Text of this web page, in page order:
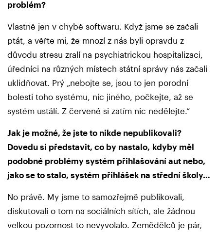
problém?
Vlastně jen v chybě softwaru. Když jsme se začali
ptát, a věřte mi, že mnozí z nás byli opravdu z
důvodu stresu zralí na psychiatrickou hospitalizaci,
úředníci na různých místech státní správy nás začali
uklidňovat. Prý „nebojte se, jsou to jen porodní
bolesti toho systému, nic jiného, počkejte, až se
systém ustálí. Z červené si zatím nic nedělejte.“
Jak je možné, že jste to nikde nepublikovali?
Dovedu si představit, co by nastalo, kdyby měl
podobné problémy systém přihlašování aut nebo,
jako se to stalo, systém přihlášek na střední školy…
No právě. My jsme to samozřejmě publikovali,
diskutovali o tom na sociálních sítích, ale žádnou
velkou pozornost to nevyvolalo. Zemědělců je pár,